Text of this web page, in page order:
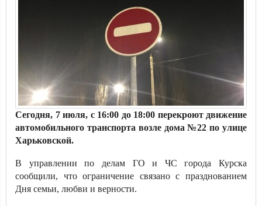
Сегодня, 7 июля, с 16:00 до 18:00 перекроют движение
автомобильного транспорта возле дома №22 по улице
Харьковской.
В управлении по делам ГО и ЧС города Курска
сообщили, что ограничение связано с празднованием
Дня семьи, любви и верности.